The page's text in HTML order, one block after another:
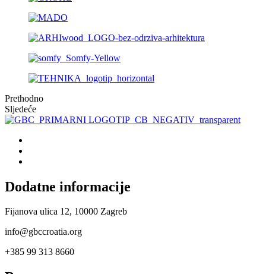
Prethodno
Sljedeće
Dodatne informacije
Fijanova ulica 12, 10000 Zagreb
info@gbccroatia.org
+385 99 313 8660